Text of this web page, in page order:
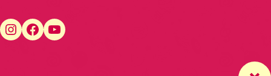
https://www.instagram.com/fmodiamanaus/ https://www.facebook.com/fmodiamanaus https://www.youtube.com/user/radiofmodia